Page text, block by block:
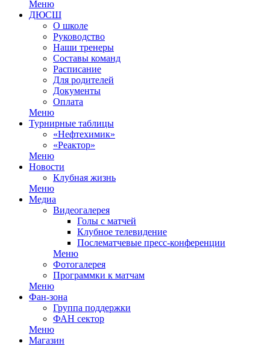
Меню
ДЮСШ
О школе
Руководство
Наши тренеры
Составы команд
Расписание
Для родителей
Документы
Оплата
Меню
Турнирные таблицы
«Нефтехимик»
«Реактор»
Меню
Новости
Клубная жизнь
Меню
Медиа
Видеогалерея
Голы с матчей
Клубное телевидение
Послематчевые пресс-конференции
Меню
Фотогалерея
Программки к матчам
Меню
Фан-зона
Группа поддержки
ФАН сектор
Меню
Магазин